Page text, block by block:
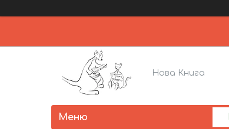
Нова Книга